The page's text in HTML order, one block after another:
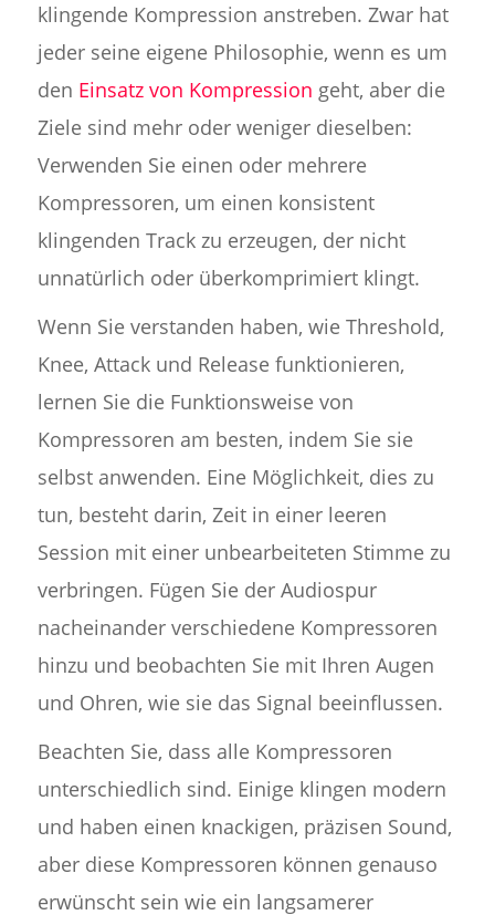
klingende Kompression anstreben. Zwar hat
jeder seine eigene Philosophie, wenn es um
den Einsatz von Kompression geht, aber die
Ziele sind mehr oder weniger dieselben:
Verwenden Sie einen oder mehrere
Kompressoren, um einen konsistent
klingenden Track zu erzeugen, der nicht
unnatürlich oder überkomprimiert klingt.
Wenn Sie verstanden haben, wie Threshold,
Knee, Attack und Release funktionieren,
lernen Sie die Funktionsweise von
Kompressoren am besten, indem Sie sie
selbst anwenden. Eine Möglichkeit, dies zu
tun, besteht darin, Zeit in einer leeren
Session mit einer unbearbeiteten Stimme zu
verbringen. Fügen Sie der Audiospur
nacheinander verschiedene Kompressoren
hinzu und beobachten Sie mit Ihren Augen
und Ohren, wie sie das Signal beeinflussen.
Beachten Sie, dass alle Kompressoren
unterschiedlich sind. Einige klingen modern
und haben einen knackigen, präzisen Sound,
aber diese Kompressoren können genauso
erwünscht sein wie ein langsamerer